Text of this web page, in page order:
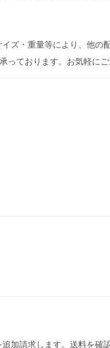
ズ・重量等により、他の
っております。お気軽にご
加請求します。送料を確